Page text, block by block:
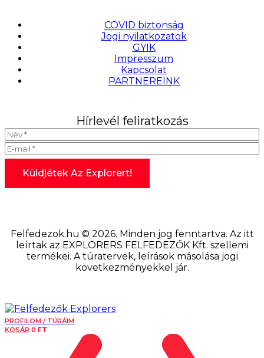
COVID biztonság
Jogi nyilatkozatok
GYIK
Impresszum
Kapcsolat
PARTNEREINK
Hírlevél feliratkozás
Felfedezok.hu © 2026. Minden jog fenntartva. Az itt
leírtak az EXPLORERS FELFEDEZŐK Kft. szellemi
termékei. A túratervek, leírások másolása jogi
következményekkel jár.
PROFILOM / TÚRÁIM
KOSÁR 0 FT